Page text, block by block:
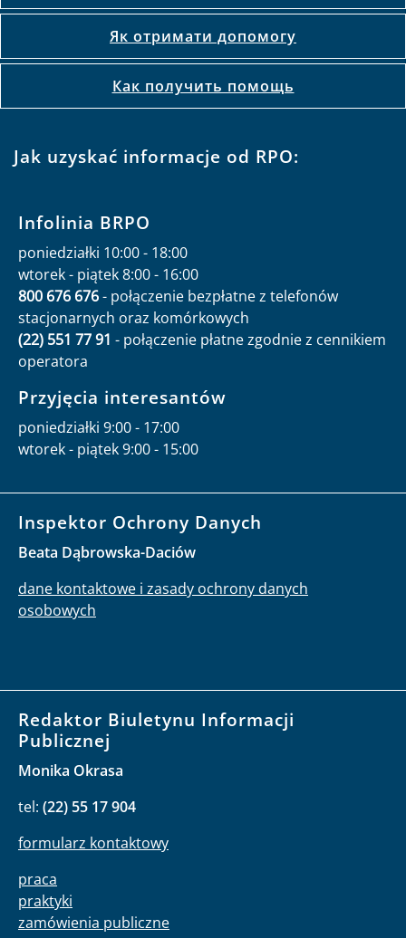
Як отримати допомогу
Как получить помощь
Jak uzyskać informacje od RPO:
Infolinia BRPO
poniedziałki 10:00 - 18:00
wtorek - piątek 8:00 - 16:00
800 676 676- połączenie bezpłatne z telefonów
stacjonarnych oraz komórkowych
(22) 551 77 91 - połączenie płatne zgodnie z cennikiem
operatora
Przyjęcia interesantów
poniedziałki 9:00 - 17:00
wtorek - piątek 9:00 - 15:00
Inspektor Ochrony Danych
Beata Dąbrowska-Daciów
dane kontaktowe i zasady ochrony danych
osobowych
Redaktor Biuletynu Informacji
Publicznej
Monika Okrasa
tel: (22) 55 17 904
formularz kontaktowy
praca
praktyki
zamówienia publiczne